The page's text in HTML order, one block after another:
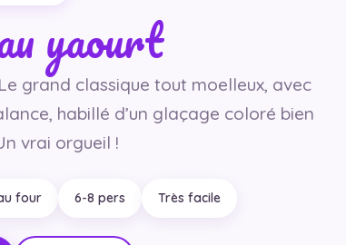
yaourt
grand classique tout moelleux, avec
habillé d’un glaçage coloré bien
vrai orgueil !
four 6-8 pers Très facile